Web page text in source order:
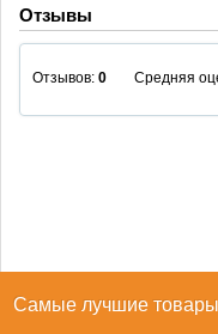
Отзывы
Отзывов: 0 Средняя
Самые лучшие товары